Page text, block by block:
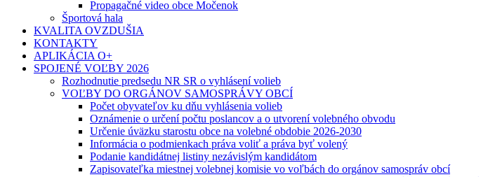
Propagačné video obce Močenok
Športová hala
KVALITA OVZDUŠIA
KONTAKTY
APLIKÁCIA O+
SPOJENÉ VOĽBY 2026
Rozhodnutie predsedu NR SR o vyhlásení volieb
VOĽBY DO ORGÁNOV SAMOSPRÁVY OBCÍ
Počet obyvateľov ku dňu vyhlásenia volieb
Oznámenie o určení počtu poslancov a o utvorení volebného obvodu
Určenie úväzku starostu obce na volebné obdobie 2026-2030
Informácia o podmienkach práva voliť a práva byť volený
Podanie kandidátnej listiny nezávislým kandidátom
Zapisovateľka miestnej volebnej komisie vo voľbách do orgánov samospráv obcí